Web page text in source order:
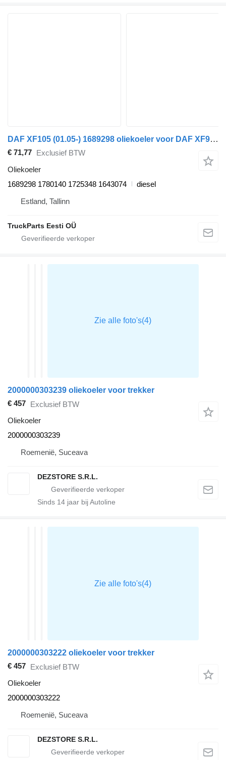
DAF XF105 (01.05-) 1689298 oliekoeler voor DAF XF95, XF105 (2001-2014) trekker
€ 71,77 Exclusief BTW
Oliekoeler
1689298 1780140 1725348 1643074
diesel
Estland, Tallinn
TruckParts Eesti OÜ
2000000303239 oliekoeler voor trekker
€ 457 Exclusief BTW
Oliekoeler
2000000303239
Roemenië, Suceava
DEZSTORE S.R.L.
Sinds 14 jaar bij Autoline
2000000303222 oliekoeler voor trekker
€ 457 Exclusief BTW
Oliekoeler
2000000303222
Roemenië, Suceava
DEZSTORE S.R.L.